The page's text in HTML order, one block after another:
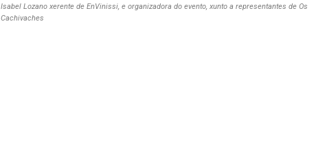
Isabel Lozano xerente de EnVinissi, e organizadora do evento, xunto a representantes de Os
Cachivaches